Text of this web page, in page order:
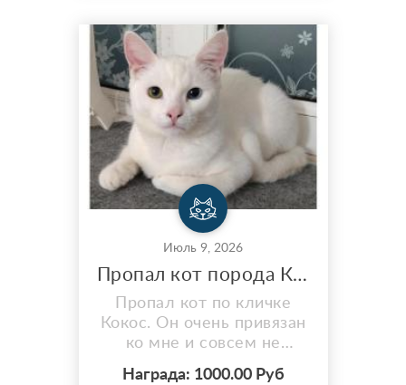
быстро бегает. Серо-
голубой пластиковый
ошейник от насекомых на
шее. Ушел стандартно
погулять утром 9 июля и
не вернулся. Н...
Июль 9, 2026
Пропал кот порода Као мани
Пропал кот по кличке
Кокос. Он очень привязан
ко мне и совсем не
Награда: 1000.00 Руб